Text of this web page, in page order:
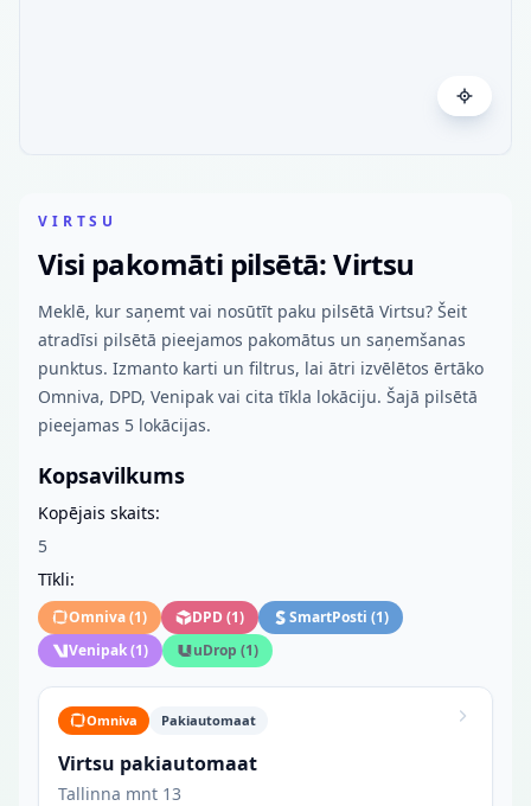
VIRTSU
Visi pakomāti pilsētā: Virtsu
Meklē, kur saņemt vai nosūtīt paku pilsētā Virtsu? Šeit
atradīsi pilsētā pieejamos pakomātus un saņemšanas
punktus. Izmanto karti un filtrus, lai ātri izvēlētos ērtāko
Omniva, DPD, Venipak vai cita tīkla lokāciju. Šajā pilsētā
pieejamas 5 lokācijas.
Kopsavilkums
Kopējais skaits:
5
Tīkli:
Omniva(1) DPD(1) SmartPosti (1)
Venipak(1) uDrop (1)
Omniva Pakiautomaat
Virtsu pakiautomaat
Tallinna mnt 13